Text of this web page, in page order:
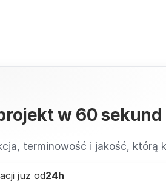
w 60 sekund
terminowość i jakość, którą
już od24h